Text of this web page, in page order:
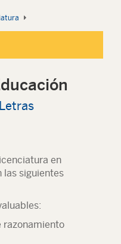
en
las siguientes
razonamiento